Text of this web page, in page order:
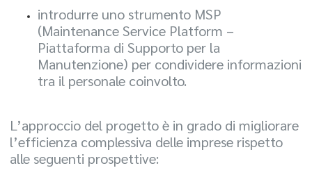
introdurre uno strumento MSP
(Maintenance Service Platform –
Piattaforma di Supporto per la
Manutenzione) per condividere informazioni
tra il personale coinvolto.
L’approccio del progetto è in grado di migliorare
l’efficienza complessiva delle imprese rispetto
alle seguenti prospettive: